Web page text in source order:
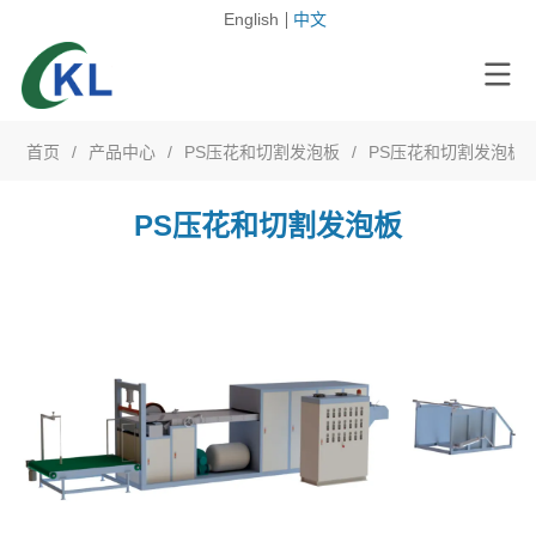
English 中文
首页 / 产品中心 / PS压花和切割发泡板 / PS压花和切割发泡板
PS压花和切割发泡板